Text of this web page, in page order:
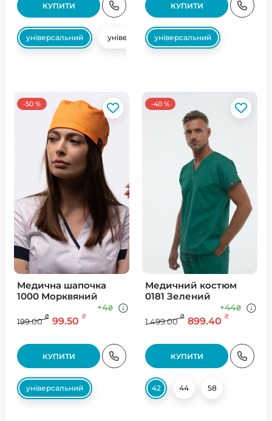
КУПИТИ
універсальний універсальний
КУПИТИ
універсальний
-50 %
Медична шапочка
1000 Морквяний
199.00
₴ 99.50 ₴
+4₴
КУПИТИ
універсальний
-40 %
Медичний костюм
0181 Зелений
1 499.00
₴ 899.40 ₴
+44₴
КУПИТИ
42 44 58